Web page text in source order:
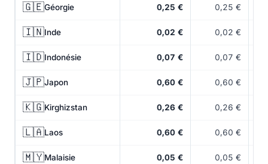
🇬🇪Géorgie 0,25 € 0,25 €
🇮🇳Inde 0,02 € 0,02 €
🇮🇩Indonésie 0,07 € 0,07 €
🇯🇵Japon 0,60 € 0,60 €
🇰🇬Kirghizstan 0,26 € 0,26 €
🇱🇦Laos 0,60 € 0,60 €
🇲🇾Malaisie 0,05 € 0,05 €